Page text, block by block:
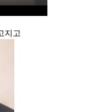
지고